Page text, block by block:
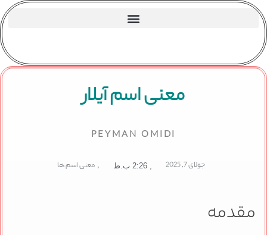
معنی اسم آیلار
PEYMAN OMIDI
جولای 7, 2025 2:26 ب.ظ , معنی اسم ها
مقدمه